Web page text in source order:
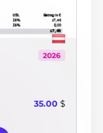
2026
35.00 $